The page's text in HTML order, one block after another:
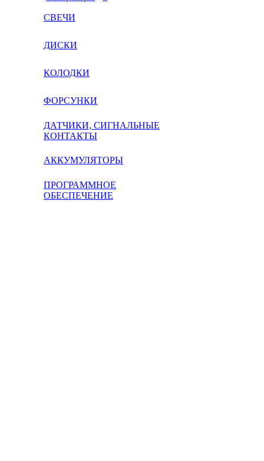
СВЕЧИ
ДИСКИ
КОЛОДКИ
ФОРСУНКИ
ДАТЧИКИ, СИГНАЛЬНЫЕ
КОНТАКТЫ
АККУМУЛЯТОРЫ
ПРОГРАММНОЕ
ОБЕСПЕЧЕНИЕ